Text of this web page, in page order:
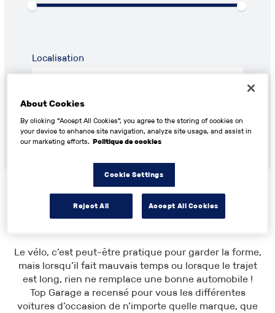
Localisation
RECHERCHER
Toutes les annonces>Île-de-France> Essonne
Le vélo, c’est peut-être pratique pour garder la forme,
mais lorsqu’il fait mauvais temps ou lorsque le trajet
est long, rien ne remplace une bonne automobile !
Top Garage a recensé pour vous les différentes
voitures d’occasion de n’importe quelle marque, que
About Cookies
By clicking “Accept All Cookies”, you agree to the storing of cookies on
your device to enhance site navigation, analyze site usage, and assist in
our marketing efforts. Politique de cookies
Cookie Settings
Reject All Accept All Cookies